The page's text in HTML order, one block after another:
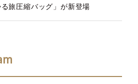
旅圧縮バッグ」が新登場